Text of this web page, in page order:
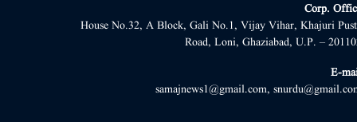
Corp.
House No.32, A Block, Gali No.1, Vijay Vihar, Khajuri
Road, Loni, Ghaziabad, U.P. –
E-
samajnews1@gmail.com,